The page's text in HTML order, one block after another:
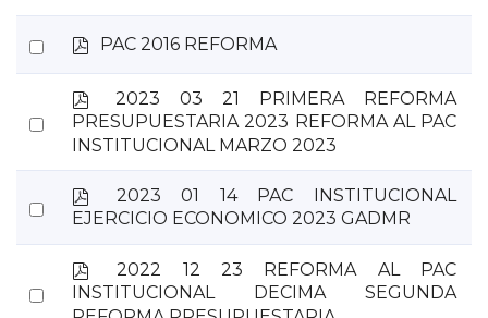
an
item
Select
an
pPAC 2016 REFORMA
Select
p
d
f
2023 03 21 PRIMERA REFORMA
PRESUPUESTARIA 2023 REFORMA AL PAC
INSTITUCIONAL MARZO 2023
Select
p
d
2023 01 14 PAC INSTITUCIONAL
EJERCICIO ECONOMICO 2023 GADMR
Select
p
d
f
2022 12 23 REFORMA AL PAC
INSTITUCIONAL DECIMA SEGUNDA